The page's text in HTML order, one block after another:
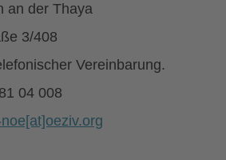
an der Thaya
3/408
Vereinbarung.
04 008